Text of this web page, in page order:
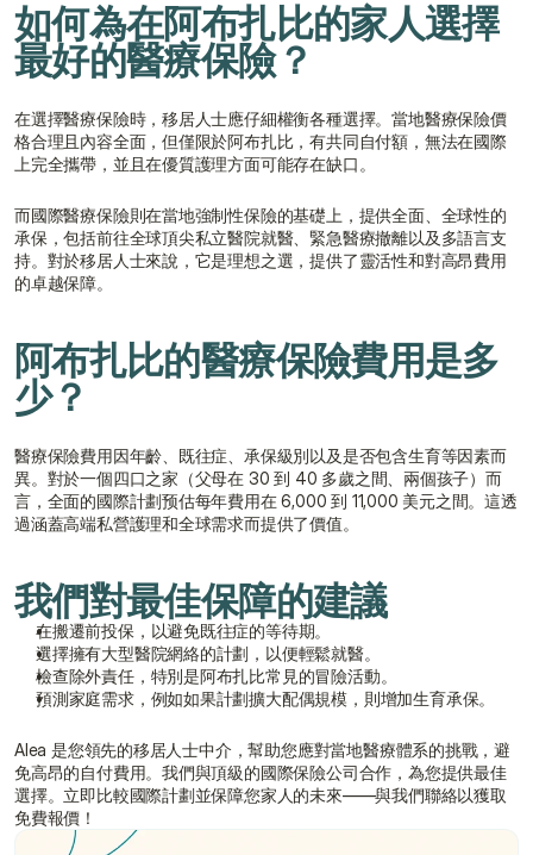
如何為在阿布扎比的家人選擇
最好的醫療保險？
在選擇醫療保險時，移居人士應仔細權衡各種選擇。當地醫療保險價
格合理且內容全面，但僅限於阿布扎比，有共同自付額，無法在國際
上完全攜帶，並且在優質護理方面可能存在缺口。
而國際醫療保險則在當地強制性保險的基礎上，提供全面、全球性的
承保，包括前往全球頂尖私立醫院就醫、緊急醫療撤離以及多語言支
持。對於移居人士來說，它是理想之選，提供了靈活性和對高昂費用
的卓越保障。
阿布扎比的醫療保險費用是多
少？
醫療保險費用因年齡、既往症、承保級別以及是否包含生育等因素而
異。對於一個四口之家（父母在 30 到 40 多歲之間、兩個孩子）而
言，全面的國際計劃预估每年費用在 6,000 到 11,000 美元之間。這透
過涵蓋高端私營護理和全球需求而提供了價值。
我們對最佳保障的建議
在搬遷前投保，以避免既往症的等待期。
選擇擁有大型醫院網絡的計劃，以便輕鬆就醫。
檢查除外責任，特別是阿布扎比常見的冒險活動。
預測家庭需求，例如如果計劃擴大配偶規模，則增加生育承保。
Alea 是您領先的移居人士中介，幫助您應對當地醫療體系的挑戰，避
免高昂的自付費用。我們與頂級的國際保險公司合作，為您提供最佳
選擇。立即比較國際計劃並保障您家人的未來——與我們聯絡以獲取
免費報價！